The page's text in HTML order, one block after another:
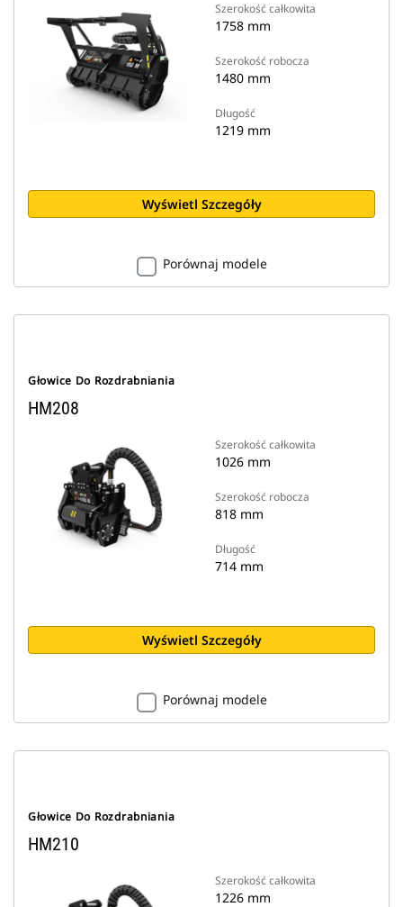
Szerokość całkowita
1758 mm
Szerokość robocza
1480 mm
Długość
1219 mm
Wyświetl Szczegóły
Porównaj modele
Głowice Do Rozdrabniania
HM208
Szerokość całkowita
1026 mm
Szerokość robocza
818 mm
Długość
714 mm
Wyświetl Szczegóły
Porównaj modele
Głowice Do Rozdrabniania
HM210
Szerokość całkowita
1226 mm